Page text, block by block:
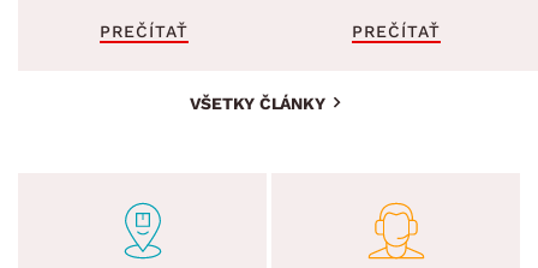
PREČÍTAŤ PREČÍTAŤ
VŠETKY ČLÁNKY